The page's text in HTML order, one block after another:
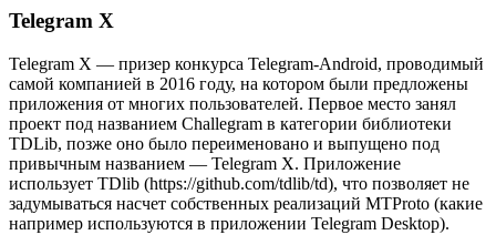
Telegram X
Telegram X — призер конкурса Telegram-Android, проводимый
самой компанией в 2016 году, на котором были предложены
приложения от многих пользователей. Первое место занял
проект под названием Challegram в категории библиотеки
TDLib, позже оно было переименовано и выпущено под
привычным названием — Telegram X. Приложение
использует TDlib (https://github.com/tdlib/td), что позволяет не
задумываться насчет собственных реализаций MTProto (какие
например используются в приложении Telegram Desktop).